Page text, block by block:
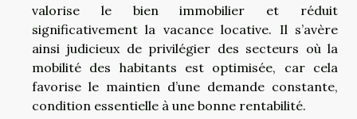
valorise le bien immobilier et réduit
significativement la vacance locative. Il s’avère
ainsi judicieux de privilégier des secteurs où la
mobilité des habitants est optimisée, car cela
favorise le maintien d’une demande constante,
condition essentielle à une bonne rentabilité.